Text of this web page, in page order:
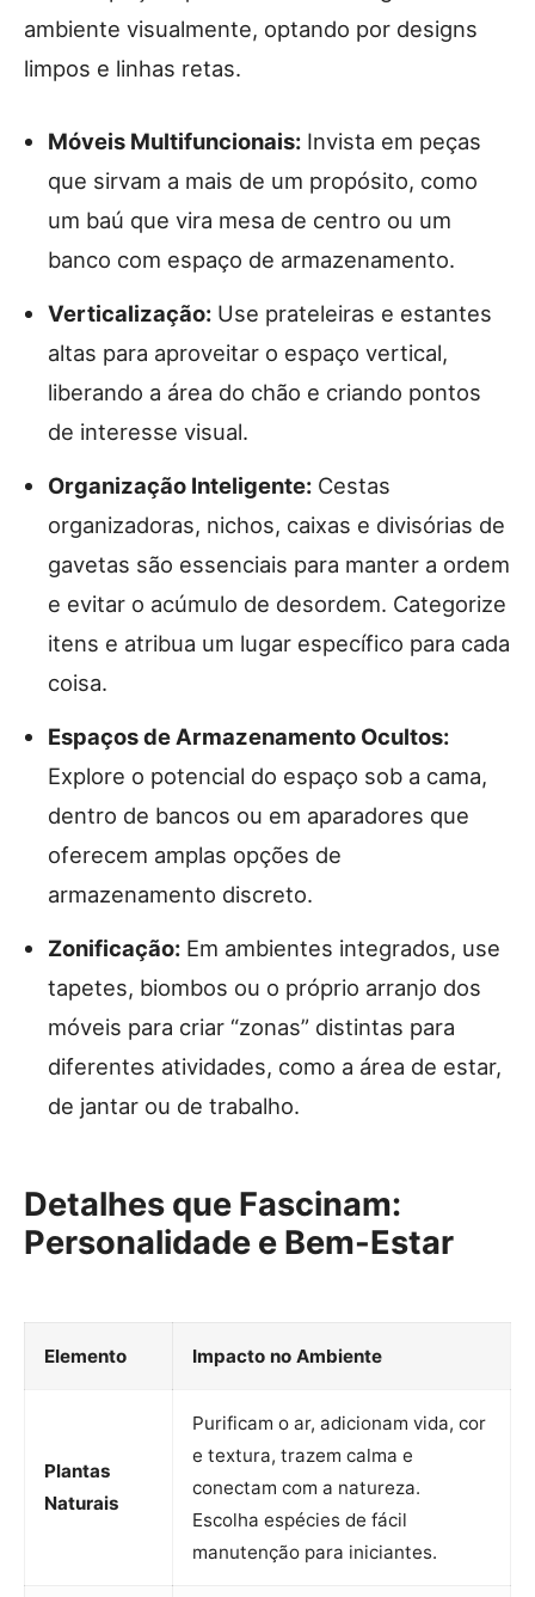
ambiente visualmente, optando por designs
limpos e linhas retas.
Móveis Multifuncionais: Invista em peças
que sirvam a mais de um propósito, como
um baú que vira mesa de centro ou um
banco com espaço de armazenamento.
Verticalização: Use prateleiras e estantes
altas para aproveitar o espaço vertical,
liberando a área do chão e criando pontos
de interesse visual.
Organização Inteligente: Cestas
organizadoras, nichos, caixas e divisórias de
gavetas são essenciais para manter a ordem
e evitar o acúmulo de desordem. Categorize
itens e atribua um lugar específico para cada
coisa.
Espaços de Armazenamento Ocultos:
Explore o potencial do espaço sob a cama,
dentro de bancos ou em aparadores que
oferecem amplas opções de
armazenamento discreto.
Zonificação: Em ambientes integrados, use
tapetes, biombos ou o próprio arranjo dos
móveis para criar “zonas” distintas para
diferentes atividades, como a área de estar,
de jantar ou de trabalho.
Detalhes que Fascinam:
Personalidade e Bem-Estar
Elemento Impacto no Ambiente
Plantas
Naturais
Purificam o ar, adicionam vida, cor
e textura, trazem calma e
conectam com a natureza.
Escolha espécies de fácil
manutenção para iniciantes.